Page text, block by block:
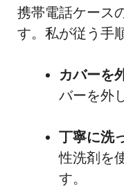
携帯電話ケース
す。私が従う手
カバーを
バーを外
丁寧に洗
性洗剤を
す。